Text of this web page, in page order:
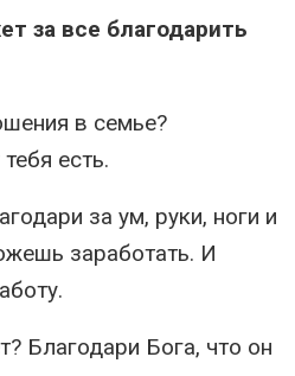
за все благодарить
в семье?
есть.
за ум, руки, ноги и
заработать. И
Благодари Бога, что он